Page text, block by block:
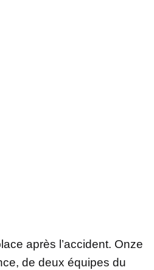
après l’accident. Onze
de deux équipes du